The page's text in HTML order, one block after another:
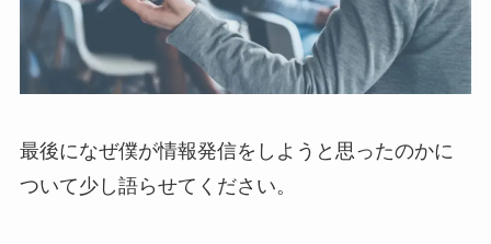
最後になぜ僕が情報発信をしようと思ったのかに
ついて少し語らせてください。